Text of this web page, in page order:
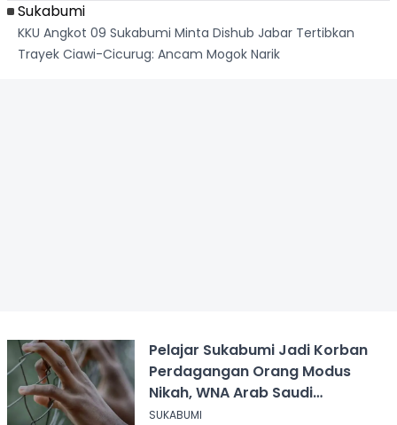
Sukabumi
KKU Angkot 09 Sukabumi Minta Dishub Jabar Tertibkan
Trayek Ciawi-Cicurug: Ancam Mogok Narik
Pelajar Sukabumi Jadi Korban
Perdagangan Orang Modus
Nikah, WNA Arab Saudi
Dilaporkan
SUKABUMI